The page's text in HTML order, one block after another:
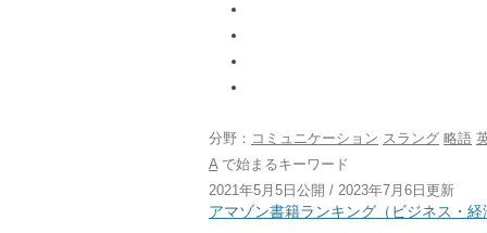
分野： コミュニケーション スラング 略語
Aで始まるキーワード
2021年5月5日公開 / 2023年7月6日更新
アマゾン書籍ランキング（ビジネス・経